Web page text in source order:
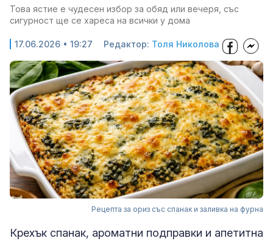
Това ястие е чудесен избор за обяд или вечеря, със
сигурност ще се хареса на всички у дома
17.06.2026 • 19:27 Редактор: Толя Николова
Рецепта за ориз със спанак и заливка на фурна
Крехък спанак, ароматни подправки и апетитна